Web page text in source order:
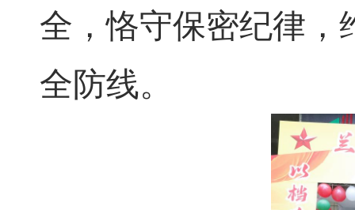
全，恪守保密纪律，
全防线。